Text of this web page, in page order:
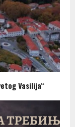
Vasilija“